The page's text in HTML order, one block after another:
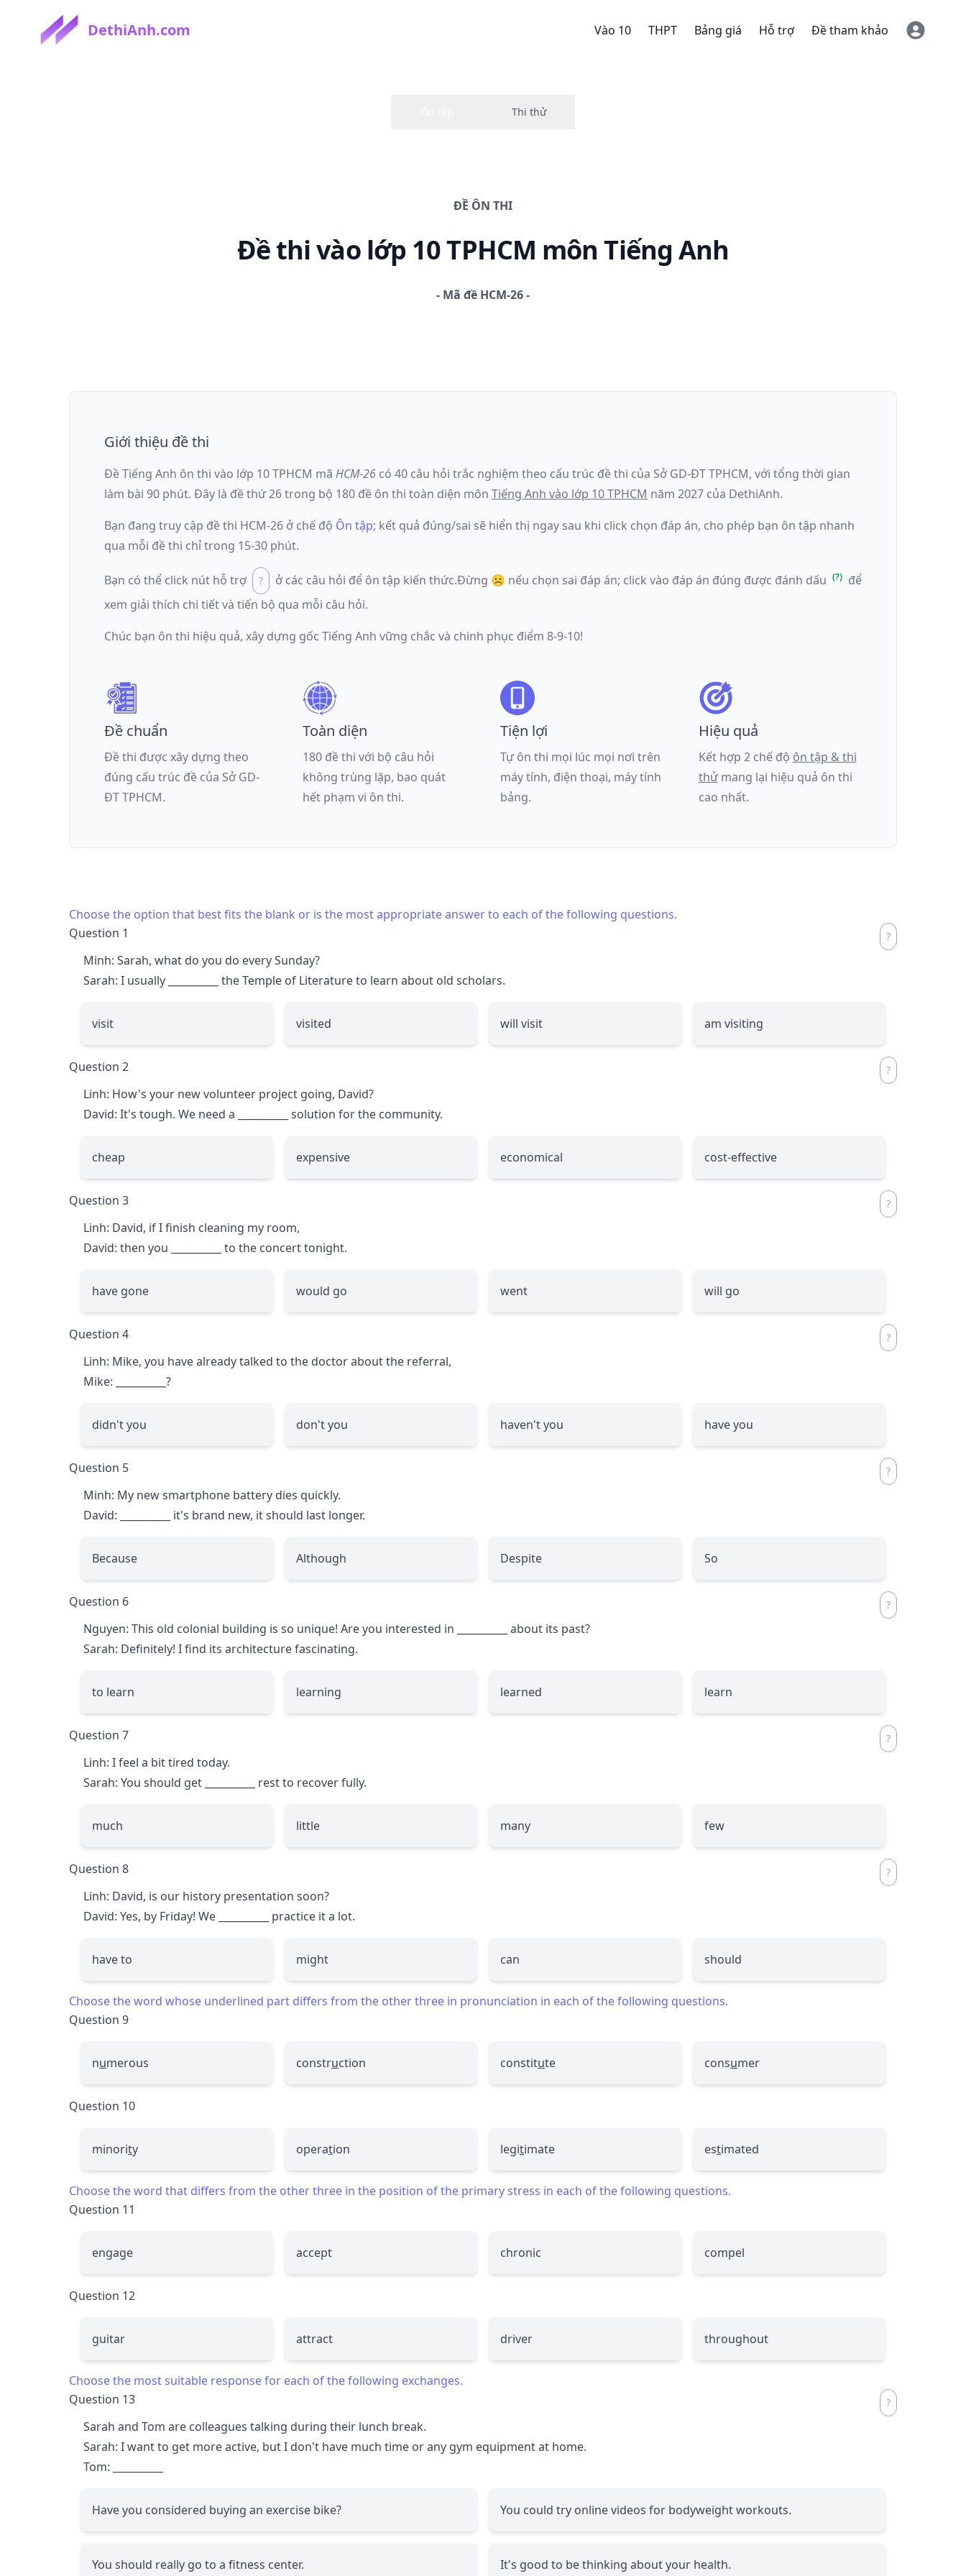
DethiAnh.com Vào 10 THPT Bảng giá Hỗ trợ Đề tham khảo
ĐỀ ÔN THI
Đề thivào lớp 10 TPHCM môn Tiếng Anh
- Mã đề HCM-26
Giới thiệu đề thi
Đề Tiếng Anh ôn thi vào lớp 10 TPHCM mã HCM-26 có 40 câu hỏi trắc nghiệm theo cấu trúc đề thi của Sở GD-ĐT TPHCM, với tổng thời gian
làm bài 90 phút. Đây là đềthứ 26trong bộ 180 đề ôn thi toàn diện môn Tiếng Anh vào lớp 10 TPHCM năm 2027 của DethiAnh.
Bạn đang truy cập đề thi HCM-26 ở chế độ Ôn tập; kết quả đúng/sai sẽ hiển thị ngay sau khi click chọn đáp án, cho phép bạn ôn tập nhanh
qua mỗi đề thi chỉ trong 15-30 phút.
Bạn có thể click nút hỗ trợ ở các câu hỏi để ôn tập kiến thức.Đừng ☹️ nếu chọn sai đáp án; click vào đáp án đúng được đánh dấu
để
xem giải thích chi tiết và tiến bộ qua mỗi câu hỏi.
Chúc bạn ôn thi hiệu quả, xây dựng gốc Tiếng Anh vững chắc và chinh phục điểm 8-9-10!
Đề chuẩn
Đề thi được xây dựng theo
đúng cấu trúc đề của Sở GD-
ĐT TPHCM.
Toàn diện
180 đề thi với bộ câu hỏi
không trùng lặp, bao quát
hết phạm vi ôn thi.
Tiện lợi
Tự ôn thi mọi lúc mọi nơi trên
máy tính, điện thoại, máy tính
bảng.
Hiệu quả
Kết hợp 2 chế độ ôn tập & thi
thửmang lại hiệu quả ôn thi
cao nhất.
Choose the option that best fits the blank or is the most appropriate answer to each of the following questions.
Question 1
Minh: Sarah, what do you do every Sunday?
Sarah: I usually
the Temple of Literature to learn about old scholars.
visit visited will visit am visiting
Question 2
Linh: How's your new volunteer project going, David?
David: It's tough. We need a
solution for the community.
cheap expensive economical cost-effective
Question 3
Linh: David, if I finish cleaning my room,
David: then you
to the concert tonight.
have gone would go went will go
Question 4
Linh: Mike, you have already talked to the doctor about the referral,
Mike:
?
didn't you don't you haven't you have you
Question 5
Minh: My new smartphone battery dies quickly.
David:
it's brand new, it should last longer.
Because Although Despite So
Question 6
Nguyen: This old colonial building is so unique! Are you interested in
about its past?
Sarah: Definitely! I find its architecture fascinating.
to learn learning learned learn
Question 7
Linh: I feel a bit tired today.
Sarah: You should get
rest to recover fully.
much little many few
Question 8
Linh: David, is our history presentation soon?
David: Yes, by Friday! We
practice it a lot.
have to might can should
Choose the word whose underlined part differs from the other three in pronunciation in each of the following questions.
Question 9
numerous construction constitute consumer
Question 10
minority operation legitimate estimated
Choose the word that differs from the other three in the position of the primary stress in each of the following questions.
Question 11
engage accept chronic compel
Question 12
guitar attract driver throughout
Choose the most suitable response for each of the following exchanges.
Question 13
Sarah and Tom are colleagues talking during their lunch break.
Sarah: I want to get more active, but I don't have much time or any gym equipment at home.
Tom:
Have you considered buying an exercise bike? You could try online videos for bodyweight workouts.
You should really go to a fitness center. It's good to be thinking about your health.